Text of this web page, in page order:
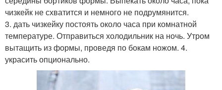
чизкейк не схватится и немного не подрумянится.
3. дать чизкейку постоять около часа при комнатной
температуре. Отправиться холодильник на ночь. Утром
вытащить из формы, проведя по бокам ножом. 4.
украсить опционально.